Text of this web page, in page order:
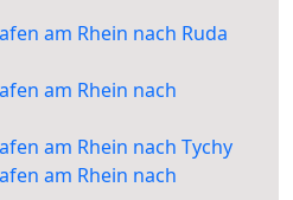
am Rhein nach Ruda
am Rhein nach
am Rhein nach Tychy
am Rhein nach